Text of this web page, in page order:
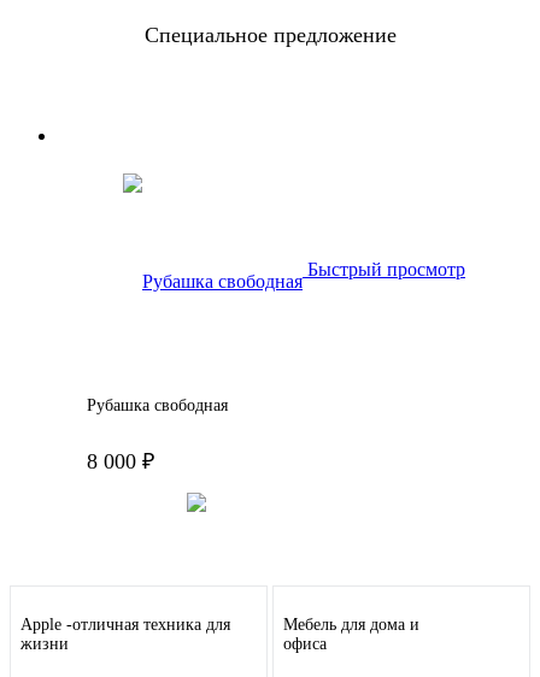
Специальное предложение
Быстрый просмотр
Рубашка свободная
8 000 ₽
Apple -отличная техника для
жизни
Мебель для дома и
офиса